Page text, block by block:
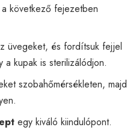
következő fejezetben
üvegeket, és fordítsuk fejjel
kupak is sterilizálódjon.
szobahőmérsékleten, majd
egy kiváló kiindulópont.